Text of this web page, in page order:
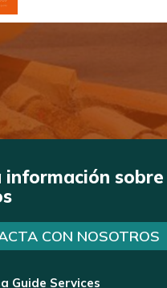
información
CON NOSOTROS
Guide Services